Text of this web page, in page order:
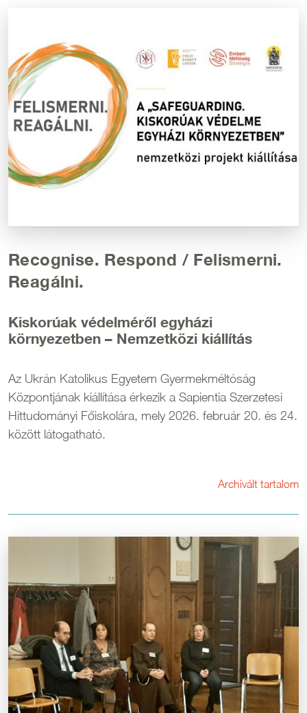
Recognise. Respond / Felismerni.
Reagálni.
Kiskorúak védelméről egyházi
környezetben – Nemzetközi kiállítás
Az Ukrán Katolikus Egyetem Gyermekméltóság
Központjának kiállítása érkezik a Sapientia Szerzetesi
Hittudományi Főiskolára, mely 2026. február 20. és 24.
között látogatható.
Archivált tartalom